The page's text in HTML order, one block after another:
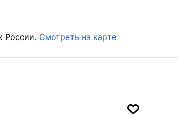
России. Смотреть на карте